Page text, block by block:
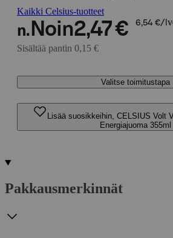
Kaikki Celsius-tuotteet
n. Noin2,47 € 6,54 €/l
Sisältää pantin 0,15 €
Valitse toimitustapa
Lisää suosikkeihin, CELSIUS Volt
Energiajuoma 355ml
Pakkausmerkinnät